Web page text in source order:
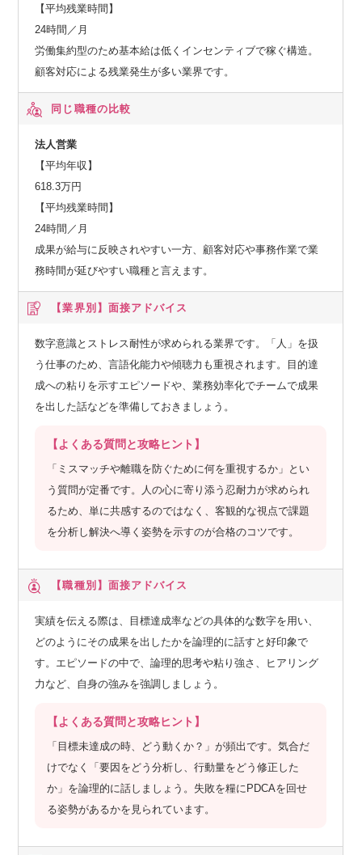
【平均残業時間】
24時間／月
労働集約型のため基本給は低くインセンティブで稼ぐ構造。
顧客対応による残業発生が多い業界です。
同じ職種の比較
法人営業
【平均年収】
618.3万円
【平均残業時間】
24時間／月
成果が給与に反映されやすい一方、顧客対応や事務作業で業
務時間が延びやすい職種と言えます。
【業界別】 面接アドバイス
数字意識とストレス耐性が求められる業界です。「人」を扱
う仕事のため、言語化能力や傾聴力も重視されます。目的達
成への粘りを示すエピソードや、業務効率化でチームで成果
を出した話などを準備しておきましょう。
【よくある質問と攻略ヒント】
「ミスマッチや離職を防ぐために何を重視するか」とい
う質問が定番です。人の心に寄り添う忍耐力が求められ
るため、単に共感するのではなく、客観的な視点で課題
を分析し解決へ導く姿勢を示すのが合格のコツです。
【職種別】 面接アドバイス
実績を伝える際は、目標達成率などの具体的な数字を用い、
どのようにその成果を出したかを論理的に話すと好印象で
す。エピソードの中で、論理的思考や粘り強さ、ヒアリング
力など、自身の強みを強調しましょう。
【よくある質問と攻略ヒント】
「目標未達成の時、どう動くか？」が頻出です。気合だ
けでなく「要因をどう分析し、行動量をどう修正した
か」を論理的に話しましょう。失敗を糧にPDCAを回せ
る姿勢があるかを見られています。